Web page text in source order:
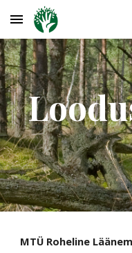
Skip to main content
MTÜ Roheline